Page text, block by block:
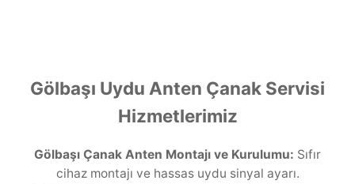
Gölbaşı Uydu Anten Çanak Servisi
Hizmetlerimiz
Gölbaşı Çanak Anten Montajı ve Kurulumu: Sıfır
cihaz montajı ve hassas uydu sinyal ayarı.